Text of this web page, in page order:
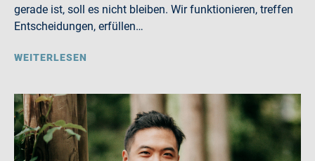
gerade ist, soll es nicht bleiben. Wir funktionieren, treffen
Entscheidungen, erfüllen…
WEITERLESEN